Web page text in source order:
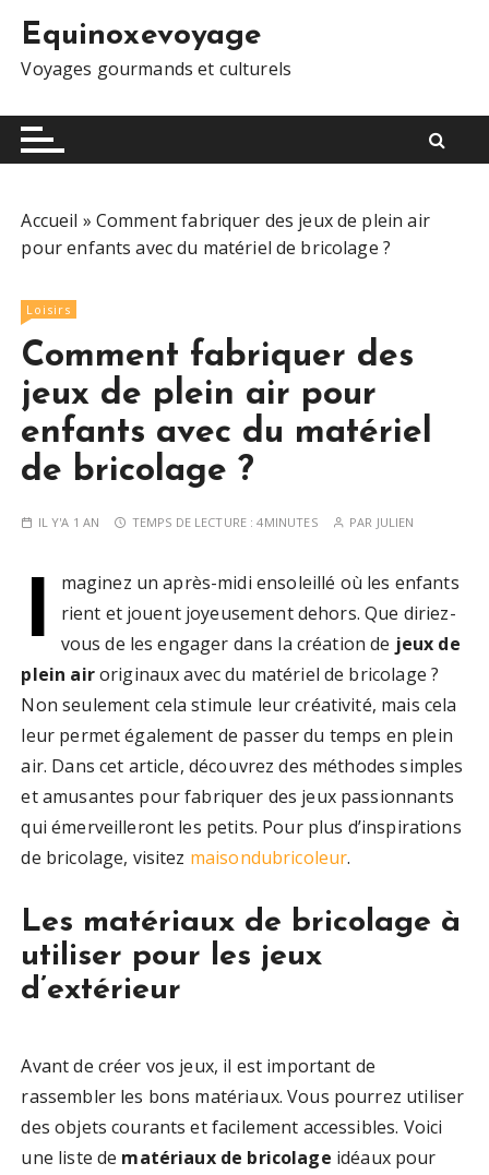
t
Equinoxevoyage
Voyages gourmands et culturels
Accueil » Comment fabriquer des jeux de plein air
pour enfants avec du matériel de bricolage ?
Loisirs
Comment fabriquer des
jeux de plein air pour
enfants avec du matériel
de bricolage ?
IL Y'A 1 AN TEMPS DE LECTURE :4MINUTES PAR JULIEN
I
maginez un après-midi ensoleillé où les enfants
rient et jouent joyeusement dehors. Que diriez-
vous de les engager dans la création de jeux de
plein airoriginaux avec du matériel de bricolage ?
Non seulement cela stimule leur créativité, mais cela
leur permet également de passer du temps en plein
air. Dans cet article, découvrez des méthodes simples
et amusantes pour fabriquer des jeux passionnants
qui émerveilleront les petits. Pour plus d’inspirations
de bricolage, visitez maisondubricoleur.
Les matériaux de bricolage à
utiliser pour les jeux
d’extérieur
Avant de créer vos jeux, il est important de
rassembler les bons matériaux. Vous pourrez utiliser
des objets courants et facilement accessibles. Voici
une liste de matériaux de bricolage idéaux pour